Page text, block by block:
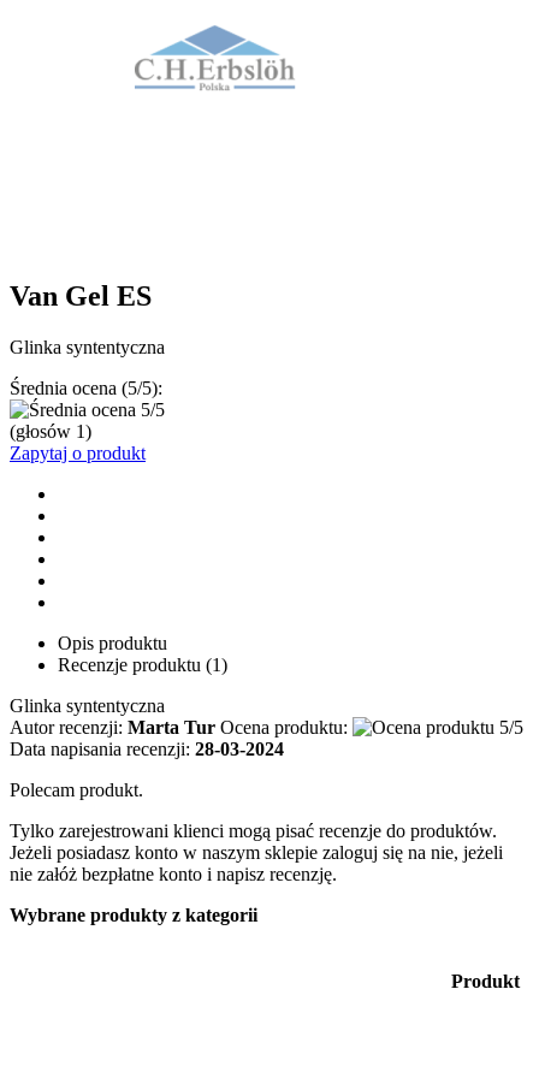
Van Gel ES
Glinka syntentyczna
Średnia ocena (5/5):
(głosów 1)
Zapytaj o produkt
Opis produktu
Recenzje produktu (1)
Glinka syntentyczna
Autor recenzji: Marta Tur Ocena produktu:
Data napisania recenzji: 28-03-2024
Polecam produkt.
Tylko zarejestrowani klienci mogą pisać recenzje do produktów.
Jeżeli posiadasz konto w naszym sklepie zaloguj się na nie, jeżeli
nie załóż bezpłatne konto i napisz recenzję.
Wybrane produkty z kategorii
Produkt